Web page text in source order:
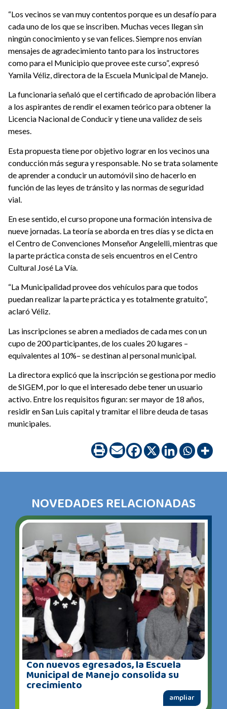
“Los vecinos se van muy contentos porque es un desafío para
cada uno de los que se inscriben. Muchas veces llegan sin
ningún conocimiento y se van felices. Siempre nos envían
mensajes de agradecimiento tanto para los instructores
como para el Municipio que provee este curso”, expresó
Yamila Véliz, directora de la Escuela Municipal de Manejo.
La funcionaria señaló que el certificado de aprobación libera
a los aspirantes de rendir el examen teórico para obtener la
Licencia Nacional de Conducir y tiene una validez de seis
meses.
Esta propuesta tiene por objetivo lograr en los vecinos una
conducción más segura y responsable. No se trata solamente
de aprender a conducir un automóvil sino de hacerlo en
función de las leyes de tránsito y las normas de seguridad
vial.
En ese sentido, el curso propone una formación intensiva de
nueve jornadas. La teoría se aborda en tres días y se dicta en
el Centro de Convenciones Monseñor Angelelli, mientras que
la parte práctica consta de seis encuentros en el Centro
Cultural José La Vía.
“La Municipalidad provee dos vehículos para que todos
puedan realizar la parte práctica y es totalmente gratuito”,
aclaró Véliz.
Las inscripciones se abren a mediados de cada mes con un
cupo de 200 participantes, de los cuales 20 lugares –
equivalentes al 10%– se destinan al personal municipal.
La directora explicó que la inscripción se gestiona por medio
de SIGEM, por lo que el interesado debe tener un usuario
activo. Entre los requisitos figuran: ser mayor de 18 años,
residir en San Luis capital y tramitar el libre deuda de tasas
municipales.
NOVEDADES RELACIONADAS
Con nuevos egresados, la Escuela
Municipal de Manejo consolida su
crecimiento
ampliar